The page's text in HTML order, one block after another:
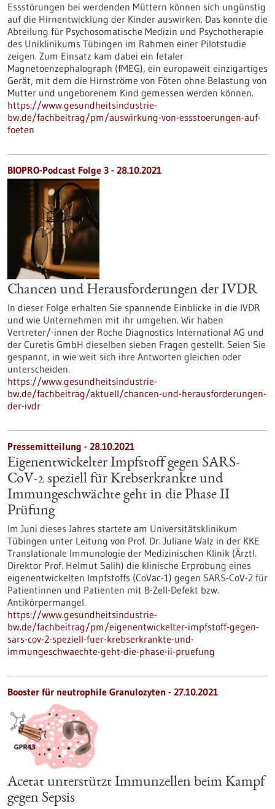
Essstörungen bei werdenden Müttern können sich ungünstig
auf die Hirnentwicklung der Kinder auswirken. Das konnte die
Abteilung für Psychosomatische Medizin und Psychotherapie
des Uniklinikums Tübingen im Rahmen einer Pilotstudie
zeigen. Zum Einsatz kam dabei ein fetaler
Magnetoenzephalograph (fMEG), ein europaweit einzigartiges
Gerät, mit dem die Hirnströme von Föten ohne Belastung von
Mutter und ungeborenem Kind gemessen werden können.
https://www.gesundheitsindustrie-
bw.de/fachbeitrag/pm/auswirkung-von-essstoerungen-auf-
foeten
BIOPRO-Podcast Folge 3 - 28.10.2021
Chancen und Herausforderungen der IVDR
In dieser Folge erhalten Sie spannende Einblicke in die IVDR
und wie Unternehmen mit ihr umgehen. Wir haben
Vertreter/-innen der Roche Diagnostics International AG und
der Curetis GmbH dieselben sieben Fragen gestellt. Seien Sie
gespannt, in wie weit sich ihre Antworten gleichen oder
unterscheiden.
https://www.gesundheitsindustrie-
bw.de/fachbeitrag/aktuell/chancen-und-herausforderungen-
der-ivdr
Pressemitteilung - 28.10.2021
Eigenentwickelter Impfstoff gegen SARS-
CoV-2 speziell für Krebserkrankte und
Immungeschwächte geht in die Phase II
Prüfung
Im Juni dieses Jahres startete am Universitätsklinikum
Tübingen unter Leitung von Prof. Dr. Juliane Walz in der KKE
Translationale Immunologie der Medizinischen Klinik (Ärztl.
Direktor Prof. Helmut Salih) die klinische Erprobung eines
eigenentwickelten Impfstoffs (CoVac-1) gegen SARS-CoV-2 für
Patientinnen und Patienten mit B-Zell-Defekt bzw.
Antikörpermangel.
https://www.gesundheitsindustrie-
bw.de/fachbeitrag/pm/eigenentwickelter-impfstoff-gegen-
sars-cov-2-speziell-fuer-krebserkrankte-und-
immungeschwaechte-geht-die-phase-ii-pruefung
Booster für neutrophile Granulozyten - 27.10.2021
Acetat unterstützt Immunzellen beim Kampf
gegen Sepsis